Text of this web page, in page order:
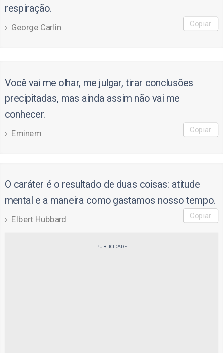
respiração.
George Carlin Copiar
Você vai me olhar, me julgar, tirar conclusões
precipitadas, mas ainda assim não vai me
conhecer.
Eminem Copiar
O caráter é o resultado de duas coisas: atitude
mental e a maneira como gastamos nosso tempo.
Elbert Hubbard Copiar
PUBLICIDADE